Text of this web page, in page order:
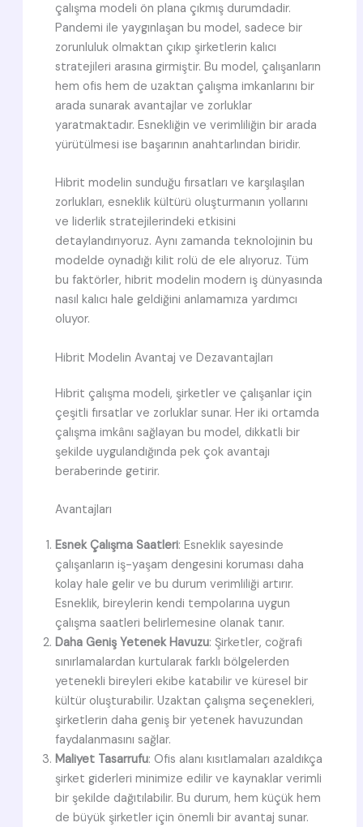
çalışma modeli ön plana çıkmış durumdadir.
Pandemi ile yaygınlaşan bu model, sadece bir
zorunluluk olmaktan çıkıp şirketlerin kalıcı
stratejileri arasına girmiştir. Bu model, çalışanların
hem ofis hem de uzaktan çalışma imkanlarını bir
arada sunarak avantajlar ve zorluklar
yaratmaktadır. Esnekliğin ve verimliliğin bir arada
yürütülmesi ise başarının anahtarlından biridir.
Hibrit modelin sunduğu fırsatları ve karşılaşılan
zorlukları, esneklik kültürü oluşturmanın yollarını
ve liderlik stratejilerindeki etkisini
detaylandırıyoruz. Aynı zamanda teknolojinin bu
modelde oynadığı kilit rolü de ele alıyoruz. Tüm
bu faktörler, hibrit modelin modern iş dünyasında
nasıl kalıcı hale geldiğini anlamamıza yardımcı
oluyor.
Hibrit Modelin Avantaj ve Dezavantajları
Hibrit çalışma modeli, şirketler ve çalışanlar için
çeşitli fırsatlar ve zorluklar sunar. Her iki ortamda
çalışma imkânı sağlayan bu model, dikkatli bir
şekilde uygulandığında pek çok avantajı
beraberinde getirir.
Avantajları
Esnek Çalışma Saatleri: Esneklik sayesinde
çalışanların iş-yaşam dengesini koruması daha
kolay hale gelir ve bu durum verimliliği artırır.
Esneklik, bireylerin kendi tempolarına uygun
çalışma saatleri belirlemesine olanak tanır.
Daha Geniş Yetenek Havuzu: Şirketler, coğrafi
sınırlamalardan kurtularak farklı bölgelerden
yetenekli bireyleri ekibe katabilir ve küresel bir
kültür oluşturabilir. Uzaktan çalışma seçenekleri,
şirketlerin daha geniş bir yetenek havuzundan
faydalanmasını sağlar.
Maliyet Tasarrufu: Ofis alanı kısıtlamaları azaldıkça
şirket giderleri minimize edilir ve kaynaklar verimli
bir şekilde dağıtılabilir. Bu durum, hem küçük hem
de büyük şirketler için önemli bir avantaj sunar.